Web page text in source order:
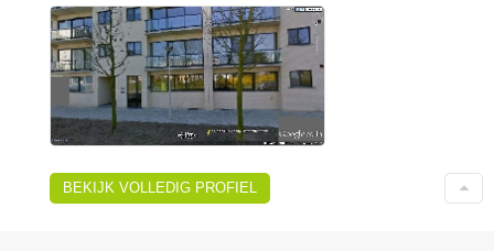
BEKIJK VOLLEDIG PROFIEL